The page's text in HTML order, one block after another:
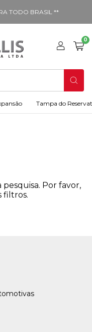
TODO BRASIL **
0
Tampa do
Por favor,
filtros.